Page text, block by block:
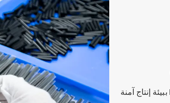
كمصنعين موثوقين لفرش الماكياج في جميع أنحاء العالم, يتمتع BS-MALL ببيئة إنتاج آمنة